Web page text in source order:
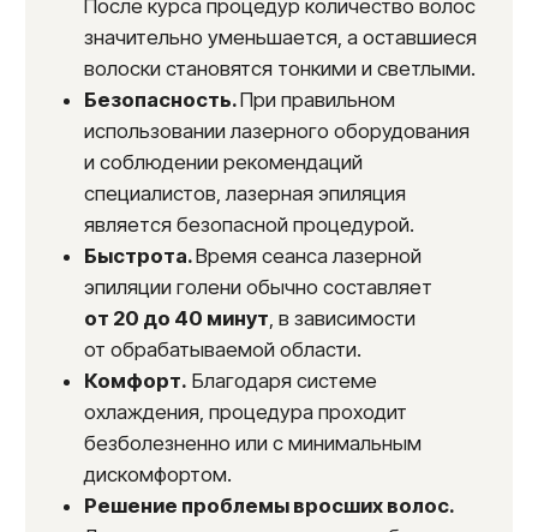
голени проходит в несколько этапов:
Консультация с врачом
косметологом.На консультации врач
оценивает состояние кожи, типа волос,
и определяет индивидуальные
особенности для выбора оптимальных
параметров лазерного воздействия.
Подготовка кожи.
Кожа на голенях
очищается и обрабатывается
специальным гелем для лучшего
Проведение лазерной эпиляции.
Специалист обрабатывает голени
с помощью лазерного аппарата,
выполняя вспышки. Во время процедуры
ощущается легкое покалывание и тепло.
Уход за кожей после процедуры.
После сеанса на кожу наносится
успокаивающий крем для снятия
раздражения.